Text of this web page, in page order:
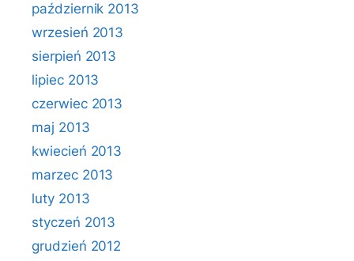
październik 2013
wrzesień 2013
sierpień 2013
lipiec 2013
czerwiec 2013
maj 2013
kwiecień 2013
marzec 2013
luty 2013
styczeń 2013
grudzień 2012